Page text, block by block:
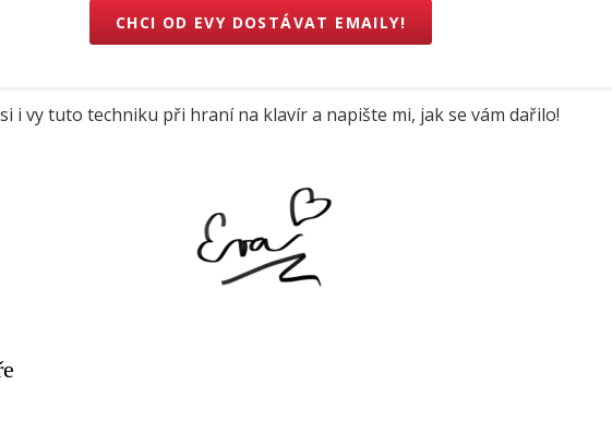
CHCI OD EVY DOSTÁVAT EMAILY!
i vy tuto techniku při hraní na klavír a napište mi, jak se vám dařilo!